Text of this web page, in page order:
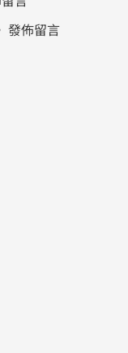
發佈留言